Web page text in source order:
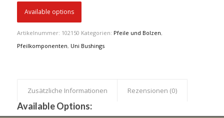
Available options
Artikelnummer: 102150 Kategorien: Pfeile und Bolzen,
Pfeilkomponenten, Uni Bushings
Zusätzliche Informationen Rezensionen (0)
Available Options: